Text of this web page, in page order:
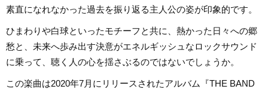
素直になれなかった過去を振り返る主人公の姿が印象的です。
ひまわりや白球といったモチーフと共に、熱かった日々への郷
愁と、未来へ歩み出す決意がエネルギッシュなロックサウンド
に乗って、聴く人の心を揺さぶるのではないでしょうか。
この楽曲は2020年7月にリリースされたアルバム『THE BAND